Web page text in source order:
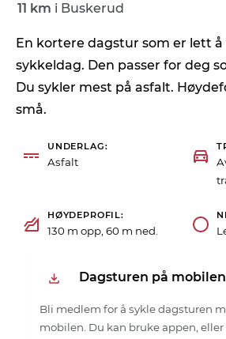
11 km i Buskerud
En kortere dagstur som er lett å
sykkeldag. Den passer for deg
Du sykler mest på asfalt.
små.
UNDERLAG
Asfalt
HØYDEPROFIL
130 m opp, 60 m ned.
Dagsturen på mobilen
Bli medlem for å sykle dagsturen
mobilen. Du kan bruke appen, eller